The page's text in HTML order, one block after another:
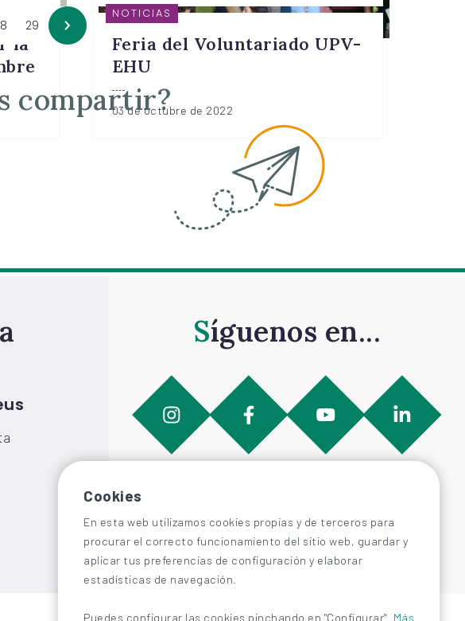
la
NOTICIAS
Feria del Voluntariado UPV-
EHU
03 de octubre de 2022
29
compartir?
Síguenos en...
Cookies
En esta web utilizamos cookies propias y de terceros para
procurar el correcto funcionamiento del sitio web, guardar y
aplicar tus preferencias de configuración y elaborar
estadísticas de navegación.
Puedes configurar las cookies pinchando en "Configurar". Más